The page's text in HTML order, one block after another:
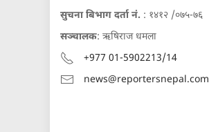
सुचना बिभाग दर्ता नं. : १४१२ /०७५-७६
सञ्चालक: ऋषिराज धमला
+977 01-5902213/14
news@reportersnepal.com